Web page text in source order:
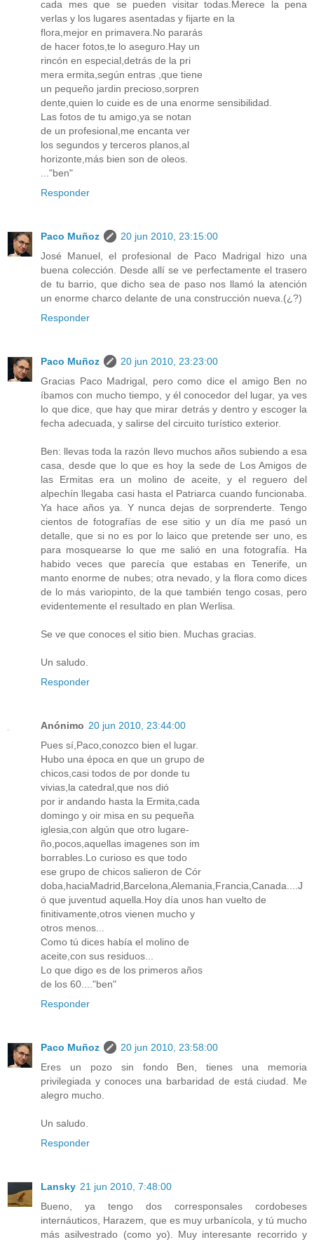
cada mes que se pueden visitar todas.Merece la pena
verlas y los lugares asentadas y fijarte en la
flora,mejor en primavera.No pararás
de hacer fotos,te lo aseguro.Hay un
rincón en especial,detrás de la pri
mera ermita,según entras ,que tiene
un pequeño jardin precioso,sorpren
dente,quien lo cuide es de una enorme sensibilidad.
Las fotos de tu amigo,ya se notan
de un profesional,me encanta ver
los segundos y terceros planos,al
horizonte,más bien son de oleos.
..."ben"
Responder
Paco Muñoz
20 jun 2010, 23:15:00
José Manuel, el profesional de Paco Madrigal hizo una
buena colección. Desde allí se ve perfectamente el trasero
de tu barrio, que dicho sea de paso nos llamó la atención
un enorme charco delante de una construcción nueva.(¿?)
Responder
Paco Muñoz
20 jun 2010, 23:23:00
Gracias Paco Madrigal, pero como dice el amigo Ben no
íbamos con mucho tiempo, y él conocedor del lugar, ya ves
lo que dice, que hay que mirar detrás y dentro y escoger la
fecha adecuada, y salirse del circuito turístico exterior.
Ben: llevas toda la razón llevo muchos años subiendo a esa
casa, desde que lo que es hoy la sede de Los Amigos de
las Ermitas era un molino de aceite, y el reguero del
alpechín llegaba casi hasta el Patriarca cuando funcionaba.
Ya hace años ya. Y nunca dejas de sorprenderte. Tengo
cientos de fotografías de ese sitio y un día me pasó un
detalle, que si no es por lo laico que pretende ser uno, es
para mosquearse lo que me salió en una fotografía. Ha
habido veces que parecía que estabas en Tenerife, un
manto enorme de nubes; otra nevado, y la flora como dices
de lo más variopinto, de la que también tengo cosas, pero
evidentemente el resultado en plan Werlisa.
Se ve que conoces el sitio bien. Muchas gracias.
Un saludo.
Responder
Anónimo 20 jun 2010, 23:44:00
Pues sí,Paco,conozco bien el lugar.
Hubo una época en que un grupo de
chicos,casi todos de por donde tu
vivias,la catedral,que nos dió
por ir andando hasta la Ermita,cada
domingo y oir misa en su pequeña
iglesia,con algún que otro lugare-
ño,pocos,aquellas imagenes son im
borrables.Lo curioso es que todo
ese grupo de chicos salieron de Cór
doba,haciaMadrid,Barcelona,Alemania,Francia,Canada....J
ó que juventud aquella.Hoy día unos han vuelto de
finitivamente,otros vienen mucho y
otros menos...
Como tú dices había el molino de
aceite,con sus residuos...
Lo que digo es de los primeros años
de los 60...."ben"
Responder
Paco Muñoz
20 jun 2010, 23:58:00
Eres un pozo sin fondo Ben, tienes una memoria
privilegiada y conoces una barbaridad de está ciudad. Me
alegro mucho.
Un saludo.
Responder
Lansky 21 jun 2010, 7:48:00
Bueno, ya tengo dos corresponsales cordobeses
internáuticos, Harazem, que es muy urbanícola, y tú mucho
más asilvestrado (como yo). Muy interesante recorrido y